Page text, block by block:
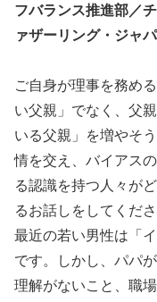
フバランス推進部／
ァザーリング・ジャパ
ご自身が理事を務め
い父親」でなく、父
いる父親」を増やそ
情を交え、バイアス
る認識を持つ人々が
るお話しをしてくださ
最近の若い男性は「
です。しかし、パパ
理解がないこと、職